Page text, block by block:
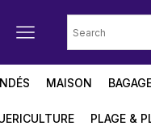
MAISON
PLAGE &